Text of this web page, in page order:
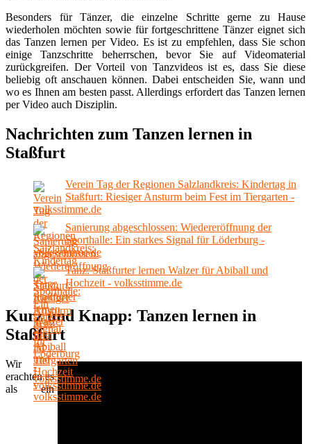
Besonders für Tänzer, die einzelne Schritte gerne zu Hause
wiederholen möchten sowie für fortgeschrittene Tänzer eignet sich
das Tanzen lernen per Video. Es ist zu empfehlen, dass Sie schon
einige Tanzschritte beherrschen, bevor Sie auf Videomaterial
zurückgreifen. Der Vorteil von Tanzvideos ist es, dass Sie diese
beliebig oft anschauen können. Dabei entscheiden Sie, wann und
wo es Ihnen am besten passt. Allerdings erfordert das Tanzen lernen
per Video auch Disziplin.
Nachrichten zum Tanzen lernen in
Staßfurt
Verein Tag der Regionen Salzlandkreis: Kindertag in
Staßfurt: Riesiger Ansturm beim Fest im Tiergarten -
volksstimme.de
Sanierung abgeschlossen: Wiedereröffnung der
Sporthalle: Ein starkes Signal für Löderburg -
volksstimme.de
Tanz: Staßfurter lernen Walzer für Abiball und
Hochzeit - volksstimme.de
Kurz und Knapp: Tanzen lernen in
Staßfurt
Wir
erachten es
als ein